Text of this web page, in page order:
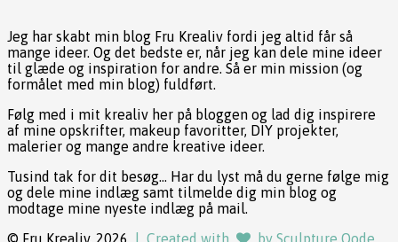
Jeg har skabt min blog Fru Krealiv fordi jeg altid får så
mange ideer. Og det bedste er, når jeg kan dele mine ideer
til glæde og inspiration for andre. Så er min mission (og
formålet med min blog) fuldført.
Følg med i mit krealiv her på bloggen og lad dig inspirere
af mine opskrifter, makeup favoritter, DIY projekter,
malerier og mange andre kreative ideer.
Tusind tak for dit besøg... Har du lyst må du gerne følge mig
og dele mine indlæg samt tilmelde dig min blog og
modtage mine nyeste indlæg på mail.
© Fru Krealiv, 2026
| Created with by Sculpture Qode